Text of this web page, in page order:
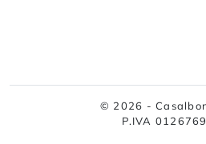
© 2026 -
P.IVA